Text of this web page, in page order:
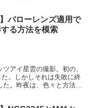
】バローレンズ適用で
る方法を模索
アイ星雲の撮影。初の、
。しかしそれは失敗に終
。昨夜は、色々と方法を